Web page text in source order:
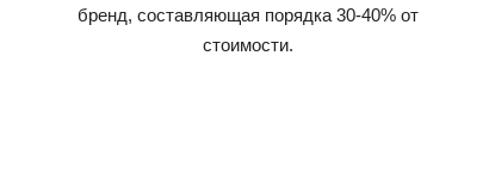
бренд, составляющая порядка 30-40% от
стоимости.